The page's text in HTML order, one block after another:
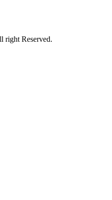
right Reserved.